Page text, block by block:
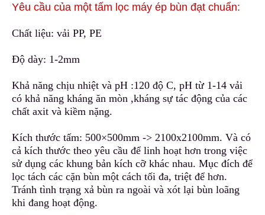
Yêu cầu của một tấm lọc máy ép bùn đạt chuẩn:
Chất liệu: vải PP, PE
Độ dày: 1-2mm
Khả năng chịu nhiệt và pH :120 độ C, pH từ 1-14 vải
có khả năng kháng ăn mòn ,kháng sự tác động của các
chất axit và kiềm nặng.
Kích thước tấm: 500×500mm -> 2100x2100mm. Và có
cả kích thước theo yêu cầu để linh hoạt hơn trong việc
sử dụng các khung bản kích cỡ khác nhau. Mục đích để
lọc tách các cặn bùn một cách tối đa, triệt để hơn.
Tránh tình trạng xả bùn ra ngoài và xót lại bùn loãng
khi đang hoạt động.